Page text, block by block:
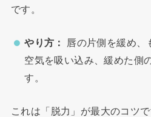
です。
やり方：
唇の片側を緩め、
空気を吸い込み、緩めた側
す。
これは「脱力」が最大のコツ